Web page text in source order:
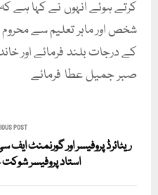
کرتے ہوئے انہوں نے کہا ہے
شخص اور ماہر تعلیم سے محروم
کے درجات بلند فرمائے اور
صبر جمیل عطا فرمائے
POST
ریٹائرڈ پروفیسر اور گورنمنٹ
استاد پروفیسر